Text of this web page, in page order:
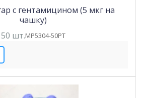
с гентамицином (5 мкг на
чашку)
50 шт.MP5304-50PT